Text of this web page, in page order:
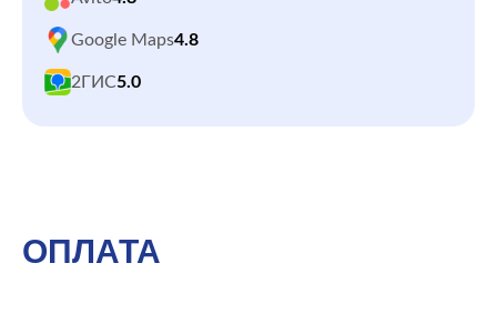
Google Maps4.8
2ГИС5.0
ОПЛАТА